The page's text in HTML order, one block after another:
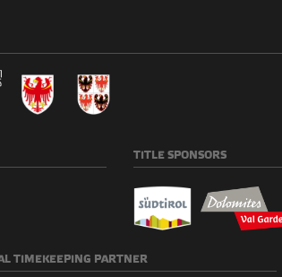
TITLE SPONSORS
TIMEKEEPING PARTNER